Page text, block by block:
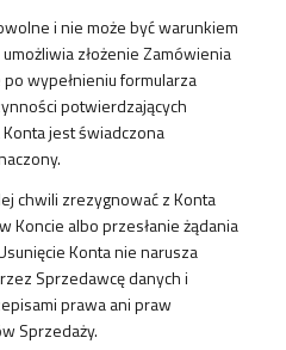
i nie może być warunkiem
złożenie Zamówienia
wypełnieniu formularza
potwierdzających
jest świadczona
chwili zrezygnować z Konta
Koncie albo przesłanie żądania
Konta nie narusza
Sprzedawcę danych i
prawa ani praw
Sprzedaży.